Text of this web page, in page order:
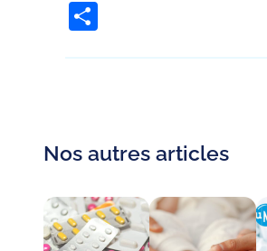
Nos autres articles